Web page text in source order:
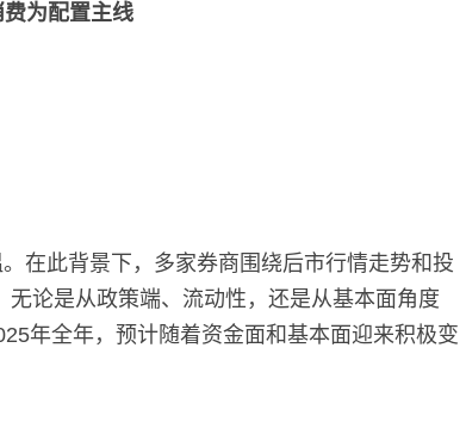
为配置主线
此背景下，多家券商围绕后市行情走势和投
论是从政策端、流动性，还是从基本面角度
年全年，预计随着资金面和基本面迎来积极变